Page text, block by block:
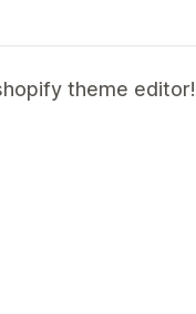
theme editor!